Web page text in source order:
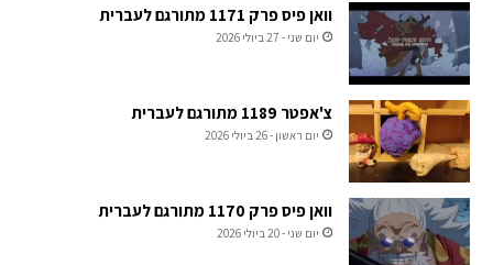
וואן פיס פרק 1171 מתורגם לעברית
יום שני - 27 ביולי 2026
צ'אפטר 1189 מתורגם לעברית
יום ראשון - 26 ביולי 2026
וואן פיס פרק 1170 מתורגם לעברית
יום שני - 20 ביולי 2026